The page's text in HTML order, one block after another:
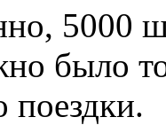
5000
было
поездки.